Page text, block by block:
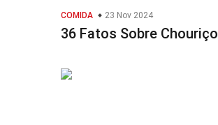
COMIDA 23 Nov 2024
36 Fatos Sobre Chouriço